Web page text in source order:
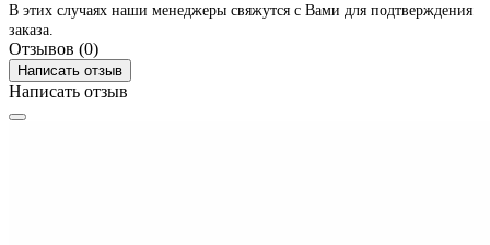
В этих случаях наши менеджеры свяжутся с Вами для подтверждения
заказа.
Отзывов (0)
Написать отзыв
Написать отзыв